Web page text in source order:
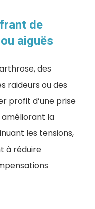
de
aiguës
des
raideurs ou des
profit d’une prise
la
les tensions,
à réduire